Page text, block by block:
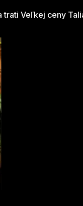
trati Veľkej ceny